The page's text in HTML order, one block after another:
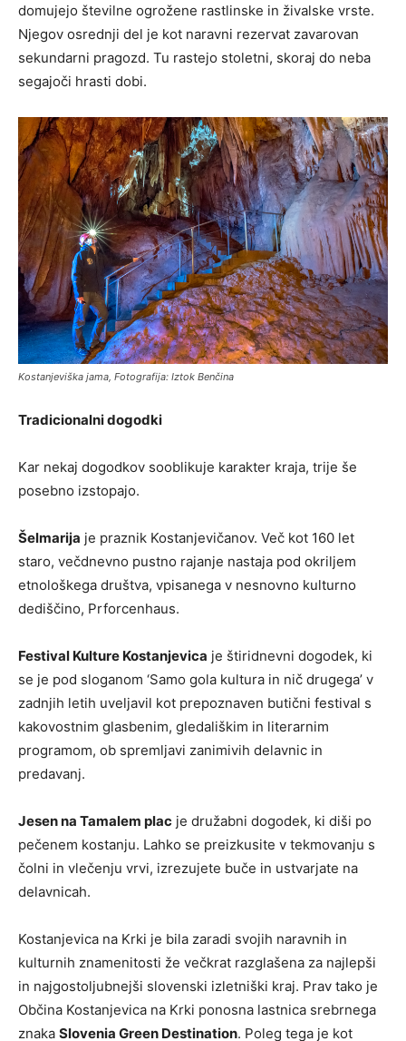
domujejo številne ogrožene rastlinske in živalske vrste.
Njegov osrednji del je kot naravni rezervat zavarovan
sekundarni pragozd. Tu rastejo stoletni, skoraj do neba
segajoči hrasti dobi.
Kostanjeviška jama, Fotografija: Iztok Benčina
Tradicionalni dogodki
Kar nekaj dogodkov sooblikuje karakter kraja, trije še
posebno izstopajo.
Šelmarija je praznik Kostanjevičanov. Več kot 160 let
staro, večdnevno pustno rajanje nastaja pod okriljem
etnološkega društva, vpisanega v nesnovno kulturno
dediščino, Prforcenhaus.
Festival Kulture Kostanjevica je štiridnevni dogodek, ki
se je pod sloganom ‘Samo gola kultura in nič drugega’ v
zadnjih letih uveljavil kot prepoznaven butični festival s
kakovostnim glasbenim, gledališkim in literarnim
programom, ob spremljavi zanimivih delavnic in
predavanj.
Jesen na Tamalem plac je družabni dogodek, ki diši po
pečenem kostanju. Lahko se preizkusite v tekmovanju s
čolni in vlečenju vrvi, izrezujete buče in ustvarjate na
delavnicah.
Kostanjevica na Krki je bila zaradi svojih naravnih in
kulturnih znamenitosti že večkrat razglašena za najlepši
in najgostoljubnejši slovenski izletniški kraj. Prav tako je
Občina Kostanjevica na Krki ponosna lastnica srebrnega
znaka Slovenia Green Destination. Poleg tega je kot